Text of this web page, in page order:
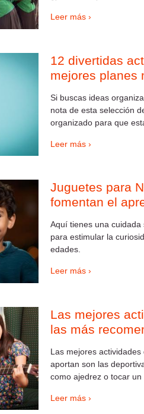
Leer más ›
12 divertidas
mejores planes
Si buscas ideas
nota de esta selección
organizado para que
Leer más ›
Juguetes para
fomentan el
Aquí tienes una
para estimular la
edades.
Leer más ›
Las mejores
las más
Las mejores
aportan son las
como ajedrez o tocar un
Leer más ›